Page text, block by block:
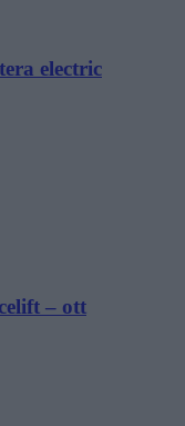
electric
– ott